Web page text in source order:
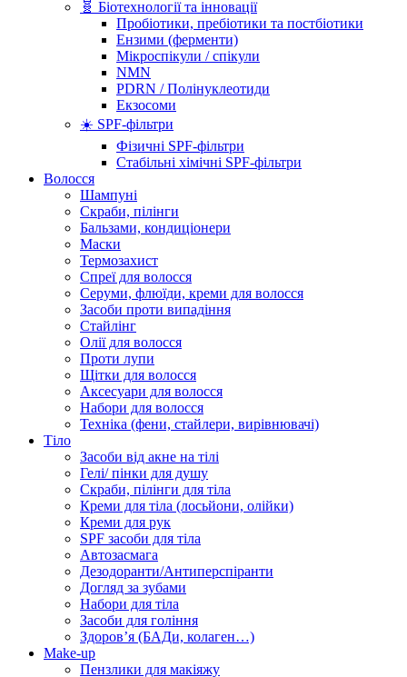
🧬 Біотехнології та інновації
Пробіотики, пребіотики та постбіотики
Ензими (ферменти)
Мікроспікули / спікули
NMN
PDRN / Полінуклеотиди
Екзосоми
☀️ SPF-фільтри
Фізичні SPF-фільтри
Стабільні хімічні SPF-фільтри
Волосся
Шампуні
Скраби, пілінги
Бальзами, кондиціонери
Маски
Термозахист
Спреї для волосся
Серуми, флюїди, креми для волосся
Засоби проти випадіння
Стайлінг
Олії для волосся
Проти лупи
Щітки для волосся
Аксесуари для волосся
Набори для волосся
Техніка (фени, стайлери, вирівнювачі)
Тіло
Засоби від акне на тілі
Гелі/ пінки для душу
Скраби, пілінги для тіла
Креми для тіла (лосьйони, олійки)
Креми для рук
SPF засоби для тіла
Автозасмага
Дезодоранти/Антиперспіранти
Догляд за зубами
Набори для тіла
Засоби для гоління
Здоровʼя (БАДи, колаген…)
Make-up
Пензлики для макіяжу